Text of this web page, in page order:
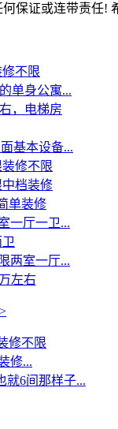
保证或连带责任!
不限
单身公寓...
，电梯房
基本设备...
修不限
档装修
单装修
一厅一卫...
两室一厅...
左右
修...
就6间那样子...